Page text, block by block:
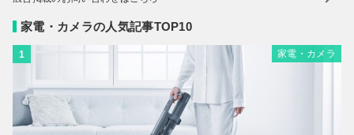
家電・カメラの人気記事TOP10
1 家電・カメラ